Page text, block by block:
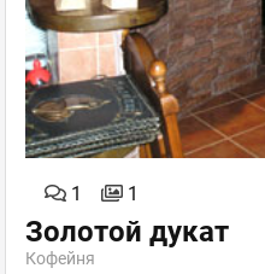
1 1
Золотой дукат
Кофейня